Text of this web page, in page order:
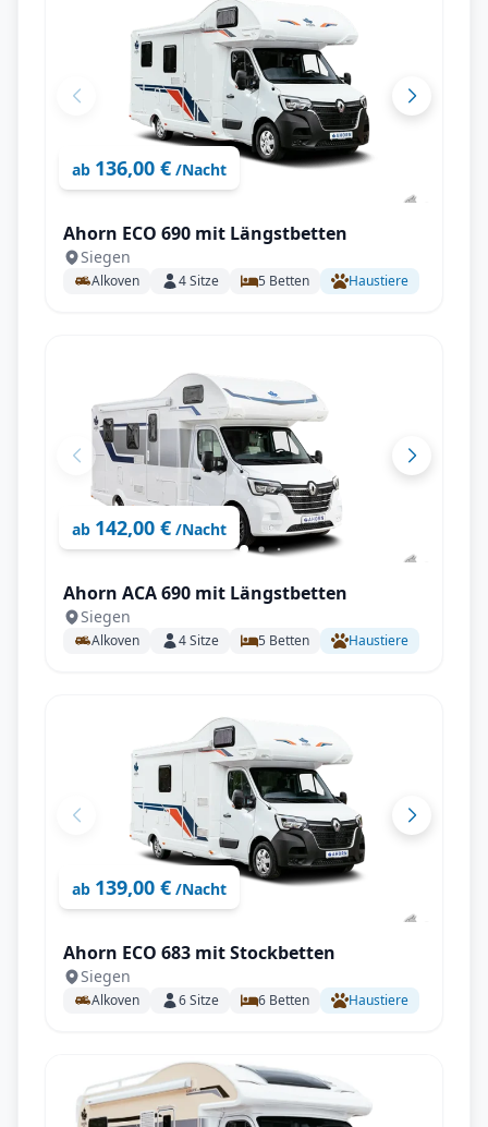
ab 136,00 € /Nacht
Ahorn ECO 690 mit Längstbetten
Siegen
Alkoven 4Sitze 5 Betten Haustiere
ab 142,00 € /Nacht
Ahorn ACA 690 mit Längstbetten
Siegen
Alkoven 4Sitze 5 Betten Haustiere
ab 139,00 € /Nacht
Ahorn ECO 683 mit Stockbetten
Siegen
Alkoven 6Sitze 6 Betten Haustiere